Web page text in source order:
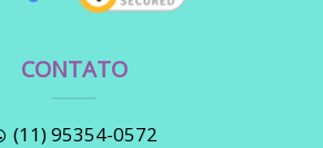
CONTATO
(11) 95354-0572